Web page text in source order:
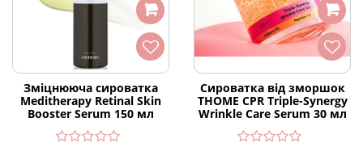
Зміцнююча сироватка
Meditherapy Retinal Skin
Booster Serum 150 мл
Сироватка від зморшок
THOME CPR Triple-Synergy
Wrinkle Care Serum 30 мл